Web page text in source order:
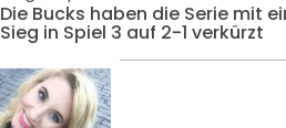
Die Bucks haben die Serie mit
Sieg in Spiel 3 auf 2-1 verkürzt